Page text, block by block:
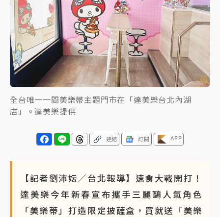
才續任就飛美國大學面試 清大校長高為元致歉：機會
到來時引起我的好奇
全台唯一一間美樂蒂主題門市在「達美樂台北內湖
店」。達美樂提供
連結 訂閱 APP
【記者劉沛妘／台北報導】速食大戰開打！
達美樂今年新春宣布攜手三麗鷗人氣角色
「美樂蒂」打造限定披薩盒，買就送「美樂